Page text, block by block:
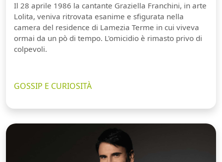
Il 28 aprile 1986 la cantante Graziella Franchini, in arte
Lolita, veniva ritrovata esanime e sfigurata nella
camera del residence di Lamezia Terme in cui viveva
ormai da un pò di tempo. L'omicidio è rimasto privo di
colpevoli.
GOSSIP E CURIOSITÀ